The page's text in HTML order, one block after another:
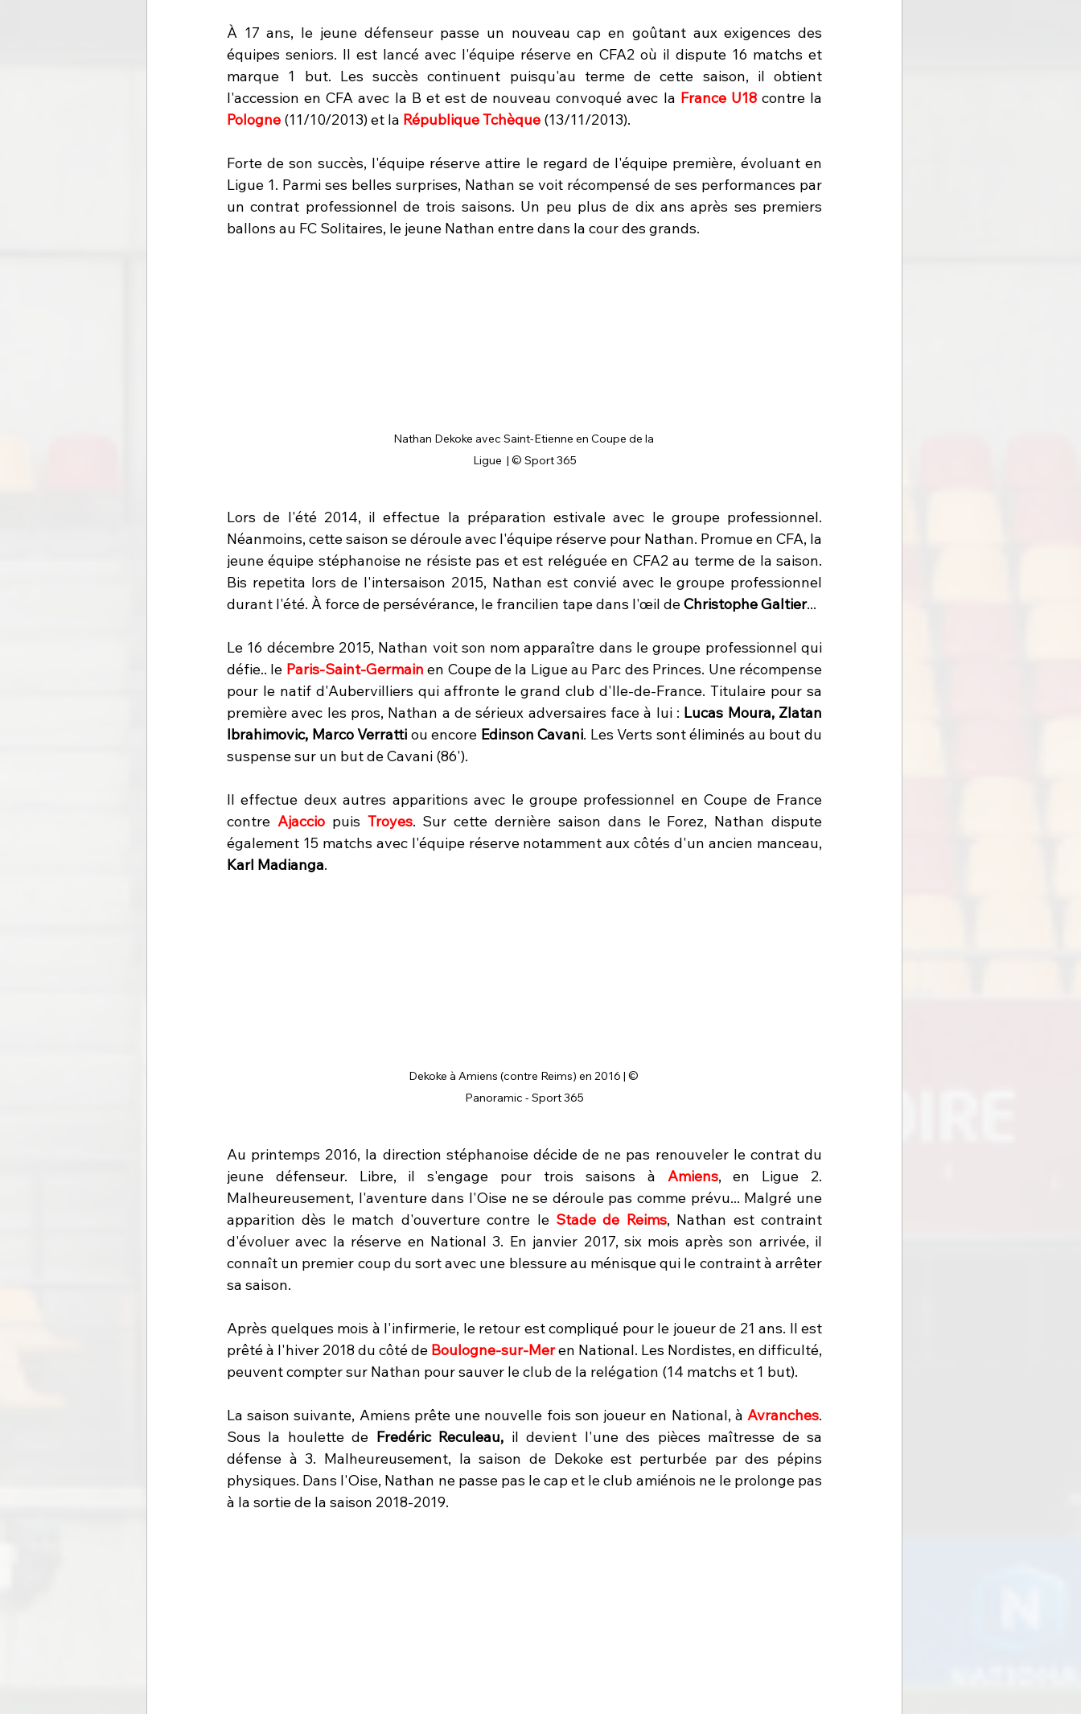
À 17 ans, le jeune défenseur passe un nouveau cap en goûtant aux exigences des
équipes seniors. Il est lancé avec l'équipe réserve en CFA2 où il dispute 16 matchs et
marque 1 but. Les succès continuent puisqu'au terme de cette saison, il obtient
l'accession en CFA avec la B et est de nouveau convoqué avec la France U18
Pologne (11/10/2013) et la République Tchèque (13/11/2013).
Forte de son succès, l'équipe réserve attire le regard de l'équipe première, évoluant en
Ligue 1. Parmi ses belles surprises, Nathan se voit récompensé de ses performances par
un contrat professionnel de trois saisons. Un peu plus de dix ans après ses premiers
ballons au FC Solitaires, le jeune Nathan entre dans la cour des grands.
Nathan Dekoke avec Saint-Etienne en Coupe de la
Ligue  | © Sport 365
Lors de l'été 2014, il effectue la préparation estivale avec le groupe professionnel.
Néanmoins, cette saison se déroule avec l'équipe réserve pour Nathan. Promue en CFA, la
jeune équipe stéphanoise ne résiste pas et est reléguée en CFA2 au terme de la saison.
Bis repetita lors de l'intersaison 2015, Nathan est convié avec le groupe professionnel
durant l'été. À force de persévérance, le francilien tape dans l'œil de Christophe Galtier...
Le 16 décembre 2015, Nathan voit son nom apparaître dans le groupe professionnel qui
défie.. le Paris-Saint-Germain en Coupe de la Ligue au Parc des Princes. Une récompense
pour le natif d'Aubervilliers qui affronte le grand club d'Ile-de-France. Titulaire pour sa
première avec les pros, Nathan a de sérieux adversaires face à lui : Lucas Moura, Zlatan
Ibrahimovic, Marco Verratti ou encore Edinson Cavani. Les Verts sont éliminés au bout du
suspense sur un but de Cavani (86').
Il effectue deux autres apparitions avec le groupe professionnel en Coupe de France
contre Ajaccio puis Troyes. Sur cette dernière saison dans le Forez, Nathan dispute
Karl Madianga.
Dekoke à Amiens (contre Reims) en 2016 | ©
Panoramic - Sport 365
Au printemps 2016, la direction stéphanoise décide de ne pas renouveler le contrat du
jeune défenseur. Libre, il s'engage pour trois saisons à Amiens, en Ligue 2.
Malheureusement, l'aventure dans l'Oise ne se déroule pas comme prévu... Malgré une
apparition dès le match d'ouverture contre le Stade de Reims, Nathan est contraint
d'évoluer avec la réserve en National 3. En janvier 2017, six mois après son arrivée, il
connaît un premier coup du sort avec une blessure au ménisque qui le contraint à arrêter
sa saison.
Après quelques mois à l'infirmerie, le retour est compliqué pour le joueur de 21 ans. Il est
prêté à l'hiver 2018 du côté de Boulogne-sur-Mer en National. Les Nordistes, en difficulté,
peuvent compter sur Nathan pour sauver le club de la relégation (14 matchs et 1 but).
La saison suivante, Amiens prête une nouvelle fois son joueur en National, à Avranches.
Sous la houlette de Fredéric Reculeau, il devient l'une des pièces maîtresse de sa
défense à 3. Malheureusement, la saison de Dekoke est perturbée par des pépins
physiques. Dans l'Oise, Nathan ne passe pas le cap et le club amiénois ne le prolonge pas
à la sortie de la saison 2018-2019.